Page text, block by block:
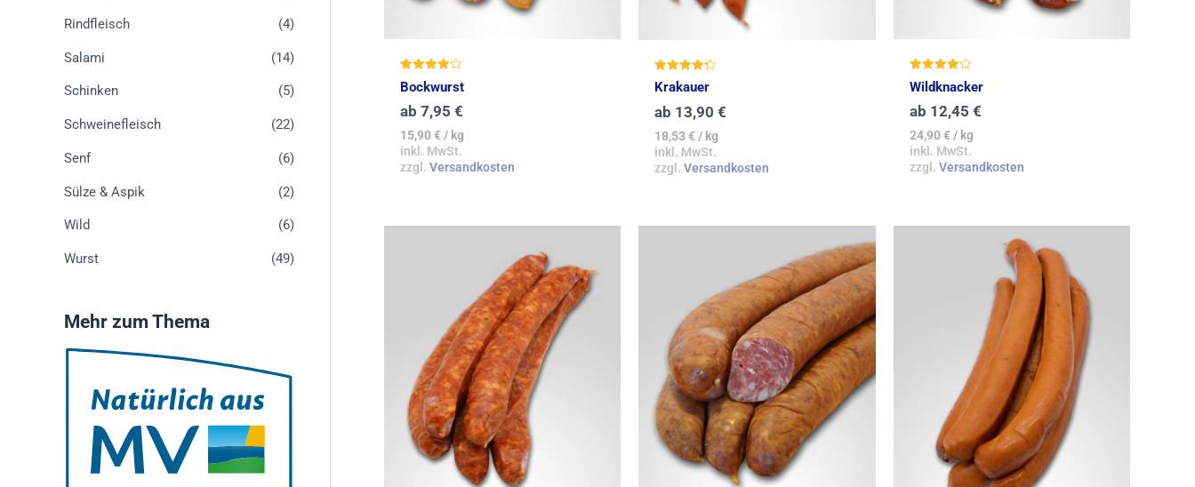
Rindfleisch (4)
Salami (14)
Schinken (5)
Schweinefleisch (22)
Senf (6)
Sülze & Aspik (2)
Wild (6)
Wurst (49)
Mehr zum Thema
Bewertet
mit
4.18
von 5
Bockwurst
ab 7,95 €
15,90€/ kg
inkl. MwSt.
zzgl. Versandkosten
Bewertet
mit
von 5
Krakauer
ab 13,90€
18,53€ / kg
inkl. MwSt.
zzgl.Versandkosten
Bewertet
mit
4.14
von 5
Wildknacker
ab 12,45 €
24,90€/ kg
inkl. MwSt.
zzgl. Versandkosten